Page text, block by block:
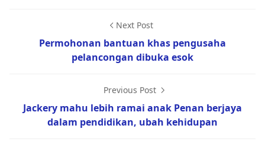
Next Post
Permohonan bantuan khas pengusaha
pelancongan dibuka esok
Previous Post
Jackery mahu lebih ramai anak Penan berjaya
dalam pendidikan, ubah kehidupan